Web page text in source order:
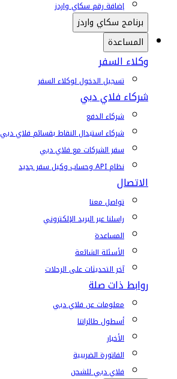
إضافة رقم سكاي واردز
برنامج سكاي واردز
المساعدة
وكلاء السفر
تسجيل الدخول لوكلاء السفر
شركاء فلاي دبي
شركاء الدفع
شركاء استبدال النقاط بقسائم فلاي دبي
سفر الشركات مع فلاي دبي
نظام API وحساب وكيل سفر جديد
الاتصال
تواصل معنا
راسلنا عبر البريد الإلكتروني
المساعدة
الأسئلة الشائعة
آخر التحديثات على الرحلات
روابط ذات صلة
معلومات عن فلاي دبي
أسطول طائراتنا
الأخبار
الفاتورة الضريبية
فلاي دبي للشحن